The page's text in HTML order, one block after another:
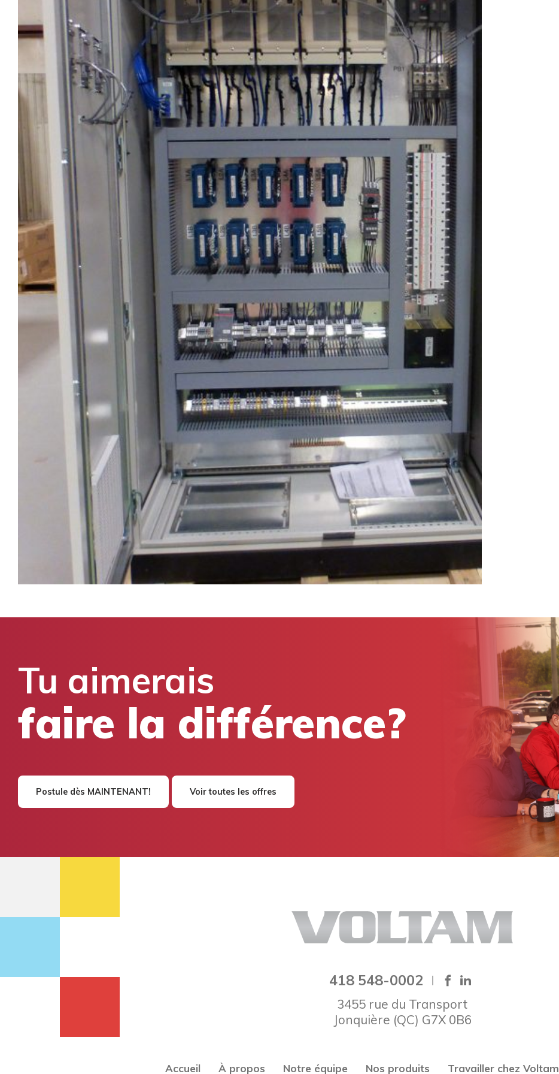
Tu aimerais
faire la différence?
Postule dès MAINTENANT! Voir toutes les offres
418 548-0002
3455 rue du Transport
Jonquière (QC) G7X 0B6
Accueil À propos Notre équipe Nos produits Travailler chez Voltam